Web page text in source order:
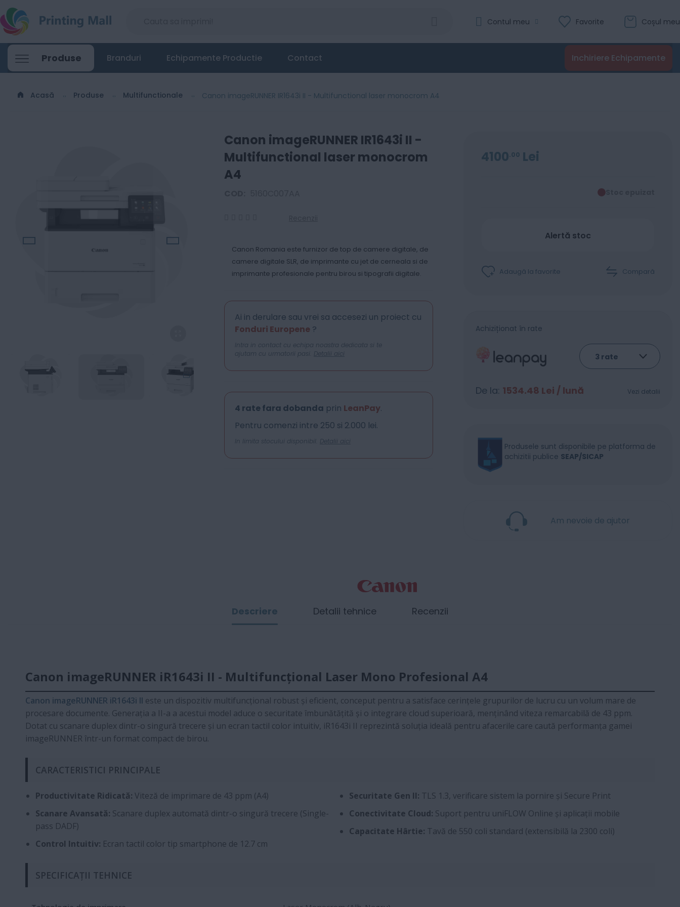
Coșul meu
Favorite
Contul meu
Produse Inchiriere Echipamente
Branduri Echipamente Productie Contact
Acasă Produse Multifunctionale Canon imageRUNNER IR1643i II - Multifunctional laser monocrom A4
Canon imageRUNNER IR1643i II -
Multifunctional laser monocrom
A4
Canon Romania este furnizor de top de camere digitale, de
camere digitale SLR, de imprimante cu jet de cerneala si de
imprimante profesionale pentru birou si tipografii digitale.
Ai in derulare sau vrei sa accesezi un proiect cu
Fonduri Europene?
Intra in contact cu echipa noastra dedicata si te
ajutam cu urmatorii pasi. Detalii aici
4 rate fara dobanda prin LeanPay.
Pentru comenzi intre 250 si 2.000 lei.
In limita stocului disponibil. Detalii aici
4100 00 Lei
Stoc epuizat
Alertă stoc
Adaugă la favorite Compară
Achiziționat în rate
De la: 1534.48 Lei / lună Vezi detalii
Produsele sunt disponibile pe platforma de
achizitii publice SEAP/SICAP
Am nevoie de ajutor
Descriere
Canon imageRUNNER iR1643i II - Multifuncțional Laser Mono Profesional A4
Canon imageRUNNER iR1643i II este un dispozitiv multifuncțional robust și eficient, conceput pentru a satisface cerințele grupurilor de lucru cu un volum mare de
procesare documente. Generația a II-a a acestui model aduce o securitate îmbunătățită și o integrare cloud superioară, menținând viteza remarcabilă de 43 ppm.
Dotat cu scanare duplex dintr-o singură trecere și un ecran tactil color intuitiv, iR1643i II reprezintă soluția ideală pentru afacerile care caută performanța gamei
imageRUNNER într-un format compact de birou.
CARACTERISTICI PRINCIPALE
Productivitate Ridicată: Viteză de imprimare de 43 ppm (A4)
Scanare Avansată: Scanare duplex automată dintr-o singură trecere (Single-
pass DADF)
Control Intuitiv: Ecran tactil color tip smartphone de 12.7 cm
Securitate Gen II: TLS 1.3, verificare sistem la pornire și Secure Print
Conectivitate Cloud: Suport pentru uniFLOW Online și aplicații mobile
Capacitate Hârtie: Tavă de 550 coli standard (extensibilă la 2300 coli)
SPECIFICAȚII TEHNICE
Detalii tehnice Recenzii